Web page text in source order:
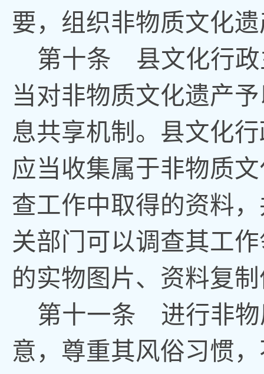
要， 组织非物质文化
第十条 县文化行政
当对非物质文化遗产
息共享机制 。 县文化
应当收集属于非物质
查工作中取得的资料，
关部门可以调查其工
的实物图片、资料复
第十一条 进行非物
意，尊重其风俗习惯，